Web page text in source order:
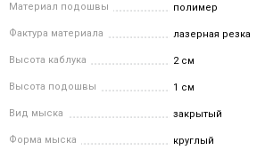
Материал подошвы полимер
Фактура материала лазерная резка
Высота каблука 2 см
Высота подошвы 1 см
Вид мыска закрытый
Форма мыска круглый